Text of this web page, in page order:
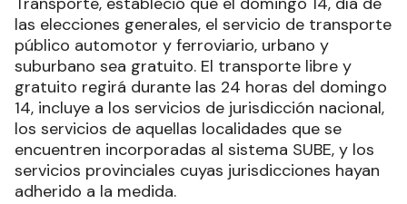
las elecciones generales, el servicio de transporte
público automotor y ferroviario, urbano y
suburbano sea gratuito. El transporte libre y
gratuito regirá durante las 24 horas del domingo
14, incluye a los servicios de jurisdicción nacional,
los servicios de aquellas localidades que se
encuentren incorporadas al sistema SUBE, y los
servicios provinciales cuyas jurisdicciones hayan
adherido a la medida.